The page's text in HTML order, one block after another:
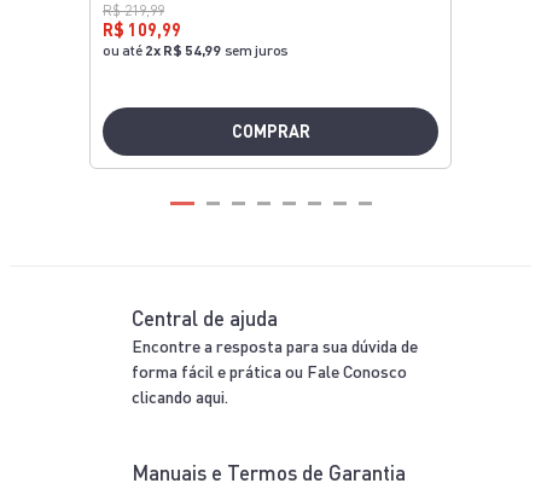
R$ 219,99
R$ 109,99
ou até 2x R$ 54,99 sem juros
COMPRAR
Central de ajuda
Encontre a resposta para sua dúvida de
forma fácil e prática ou Fale Conosco
clicando aqui.
Manuais e Termos de Garantia